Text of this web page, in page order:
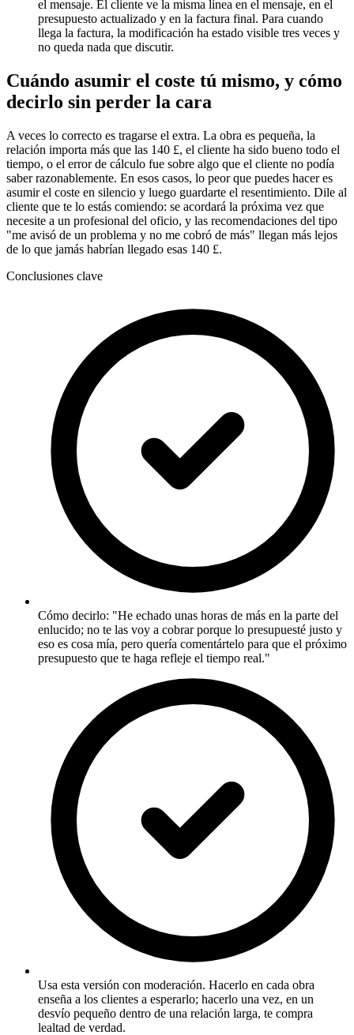
el mensaje. El cliente ve la misma línea en el mensaje, en el
presupuesto actualizado y en la factura final. Para cuando
llega la factura, la modificación ha estado visible tres veces y
no queda nada que discutir.
Cuándo asumir el coste tú mismo, y cómo
decirlo sin perder la cara
A veces lo correcto es tragarse el extra. La obra es pequeña, la
relación importa más que las 140 £, el cliente ha sido bueno todo el
tiempo, o el error de cálculo fue sobre algo que el cliente no podía
saber razonablemente. En esos casos, lo peor que puedes hacer es
asumir el coste en silencio y luego guardarte el resentimiento. Dile al
cliente que te lo estás comiendo: se acordará la próxima vez que
necesite a un profesional del oficio, y las recomendaciones del tipo
"me avisó de un problema y no me cobró de más" llegan más lejos
de lo que jamás habrían llegado esas 140 £.
Conclusiones clave
Cómo decirlo: "He echado unas horas de más en la parte del
enlucido; no te las voy a cobrar porque lo presupuesté justo y
eso es cosa mía, pero quería comentártelo para que el próximo
presupuesto que te haga refleje el tiempo real."
Usa esta versión con moderación. Hacerlo en cada obra
enseña a los clientes a esperarlo; hacerlo una vez, en un
desvío pequeño dentro de una relación larga, te compra
lealtad de verdad.